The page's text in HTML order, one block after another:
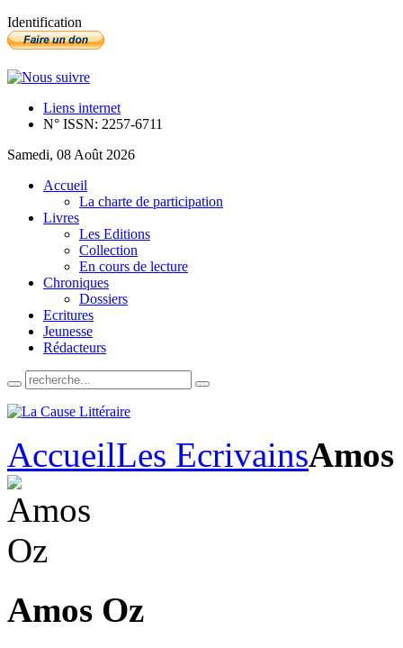
Identification
Liens internet
N° ISSN: 2257-6711
Samedi, 08 Août 2026
Accueil
La charte de participation
Livres
Les Editions
Collection
En cours de lecture
Chroniques
Dossiers
Ecritures
Jeunesse
Rédacteurs
AccueilLes EcrivainsAmos
Amos Oz